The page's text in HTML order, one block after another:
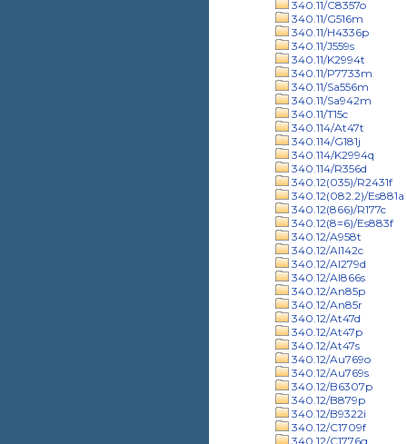
340.11/C8357o
340.11/G516m
340.11/H4336p
340.11/J559s
340.11/K2994t
340.11/P7733m
340.11/Sa556m
340.11/Sa942m
340.11/T15c
340.114/At47t
340.114/G181j
340.114/K2994q
340.114/R356d
340.12(035)/R2431f
340.12(082.2)/Es881a
340.12(866)/R177c
340.12(8=6)/Es883f
340.12/A958t
340.12/Al142c
340.12/Al279d
340.12/Al866s
340.12/An85p
340.12/An85r
340.12/At47d
340.12/At47p
340.12/At47s
340.12/Au769o
340.12/Au769s
340.12/B6307p
340.12/B879p
340.12/B9322i
340.12/C1709f
340.12/C1776g